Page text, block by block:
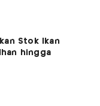
Stok Ikan
hingga